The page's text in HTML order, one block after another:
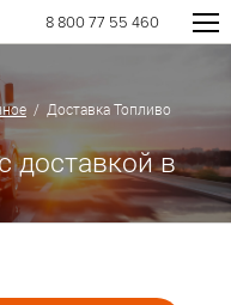
8 800 77 55 460
/ Доставка Топливо
доставкой в